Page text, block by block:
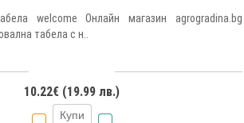
welcome Онлайн магазин agrogradina.bg
табела с н..
10.22€ (19.99 лв.)
Купи